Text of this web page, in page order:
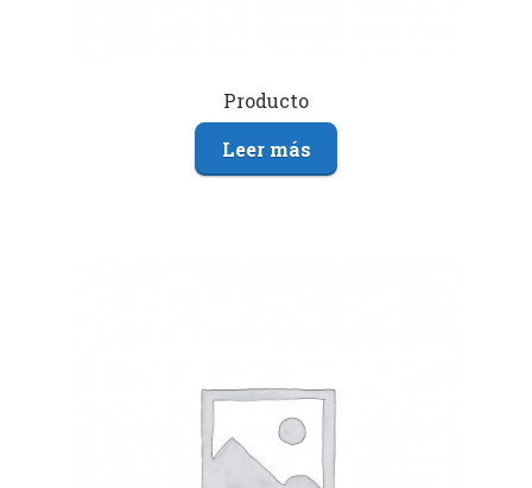
Producto
Leer más